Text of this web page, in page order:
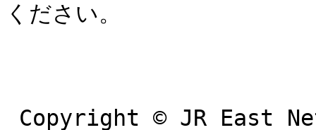
ください。